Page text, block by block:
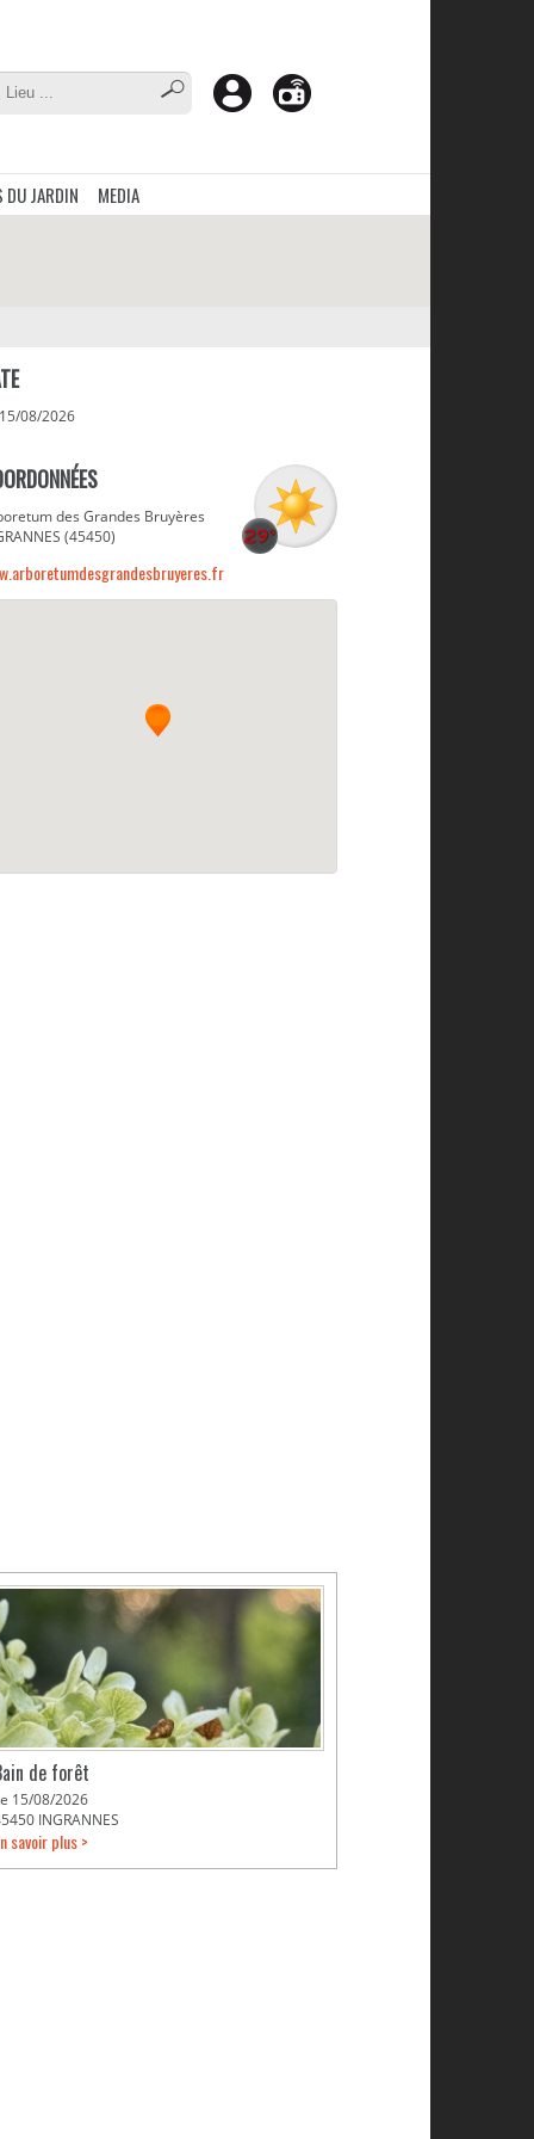
DU JARDIN MEDIA
08/2026
des Grandes Bruyères
(45450)
de forêt
15/08/2026
INGRANNES
savoir plus >